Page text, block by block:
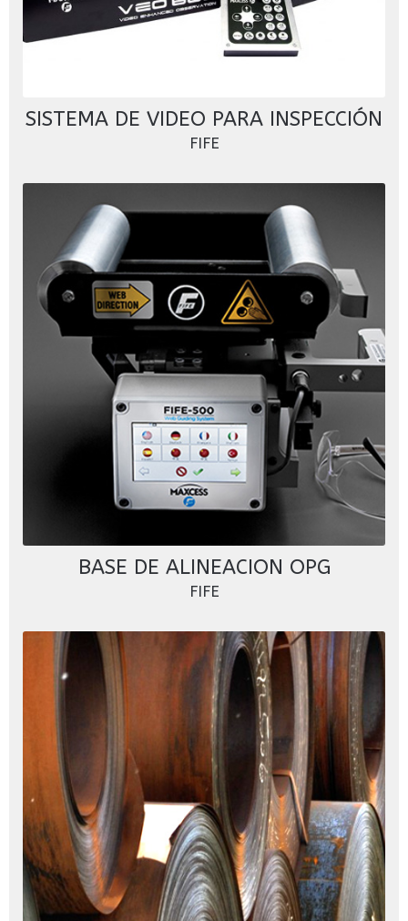
SISTEMA DE VIDEO PARA INSPECCIÓN
FIFE
BASE DE ALINEACION OPG
FIFE